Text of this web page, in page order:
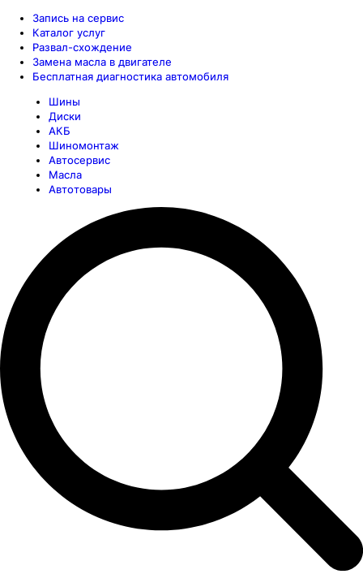
Запись на сервис
Каталог услуг
Развал-схождение
Замена масла в двигателе
Бесплатная диагностика автомобиля
Шины
Диски
АКБ
Шиномонтаж
Автосервис
Масла
Автотовары